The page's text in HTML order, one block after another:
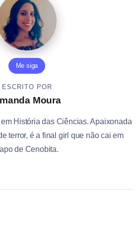
Me siga
ESCRITO POR
Moura
História das Ciências. Apaixonada
terror, é a final girl que não cai em
de Cenobita.